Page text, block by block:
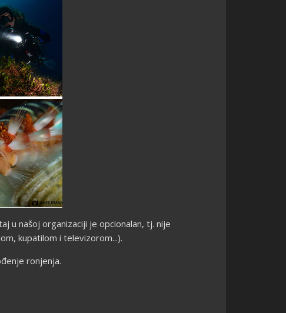
u našoj organizaciji je opcionalan, tj. nije
kupatilom i televizorom...).
ronjenja.